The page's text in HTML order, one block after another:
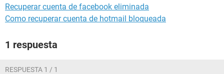
Recuperar cuenta de facebook eliminada
Como recuperar cuenta de hotmail bloqueada
1 respuesta
RESPUESTA 1 / 1